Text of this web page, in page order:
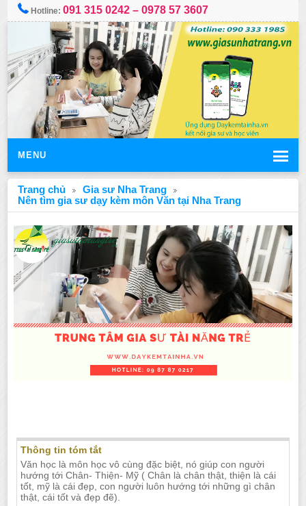
Hotline:091 315 0242 – 0978 57 3607
MENU
Trang chủ
Gia sư Nha Trang
Nên tìm gia sư dạy kèm môn Văn tại Nha Trang
Thông tin tóm tắt
Văn học là môn học vô cùng đặc biệt, nó giúp con người
hướng tới Chân- Thiện- Mỹ ( Chân là chân thật, thiện là cái
tốt, mỹ là cái đẹp, con người luôn hướng tới những gì chân
thật, cái tốt và đẹp đẽ).